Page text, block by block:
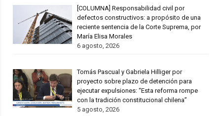
[COLUMNA] Responsabilidad civil por
defectos constructivos: a propósito de una
reciente sentencia de la Corte Suprema, por
María Elisa Morales
6 agosto, 2026
Tomás Pascual y Gabriela Hilliger por
proyecto sobre plazo de detención para
ejecutar expulsiones: “Esta reforma rompe
con la tradición constitucional chilena”
5 agosto, 2026